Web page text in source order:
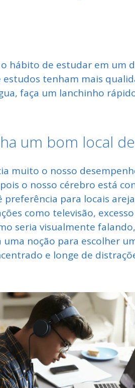
o hábito de estudar em
tenham mais
faça um lanchinho
um bom local
muito o nosso
o nosso cérebro está
para locais
como televisão,
seria visualmente
noção para escolher
e longe de